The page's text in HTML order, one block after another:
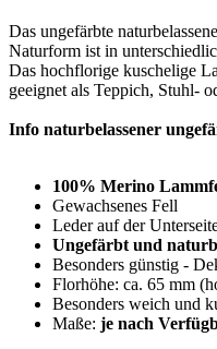
Das ungefärbte
Naturform ist in
Das hochflorige kuschelige
geeignet als Teppich, Stuhl-
Info naturbelassener
100% Merino
Gewachsenes Fell
Leder auf der
Ungefärbt und
Besonders günstig -
Florhöhe: ca. 65 mm
Besonders weich und
Maße: je nach